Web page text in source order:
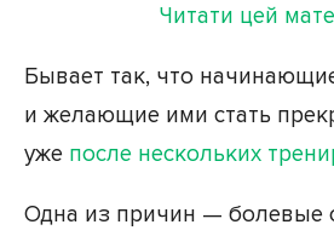
Читати цей
Бывает так, что
и желающие ими стать
уже после нескольких
Одна из причин — болевые